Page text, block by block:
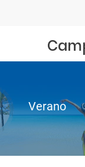
Verano